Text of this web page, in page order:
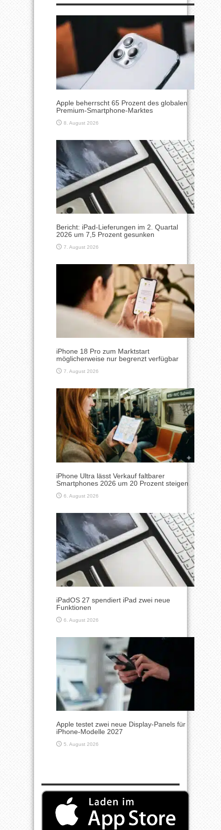
Apple beherrscht 65 Prozent des globalen
Premium-Smartphone-Marktes
8. August 2026
Bericht: iPad-Lieferungen im 2. Quartal
2026 um 7,5 Prozent gesunken
7. August 2026
iPhone 18 Pro zum Marktstart
möglicherweise nur begrenzt verfügbar
7. August 2026
iPhone Ultra lässt Verkauf faltbarer
Smartphones 2026 um 20 Prozent steigen
6. August 2026
iPadOS 27 spendiert iPad zwei neue
Funktionen
6. August 2026
Apple testet zwei neue Display-Panels für
iPhone-Modelle 2027
5. August 2026